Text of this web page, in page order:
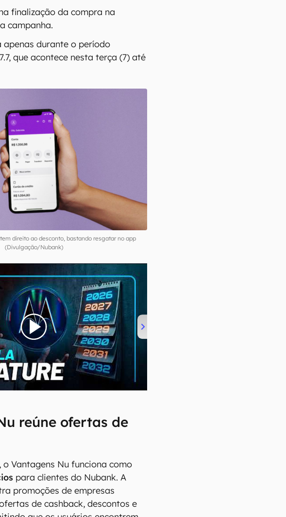
finalização da compra na
campanha.
durante o período
que acontece nesta terça (7) até
direito ao desconto, bastando resgatar no app
(Divulgação/Nubank)
reúne ofertas de
o Vantagens Nu funciona como
para clientes do Nubank. A
promoções de empresas
de cashback, descontos e